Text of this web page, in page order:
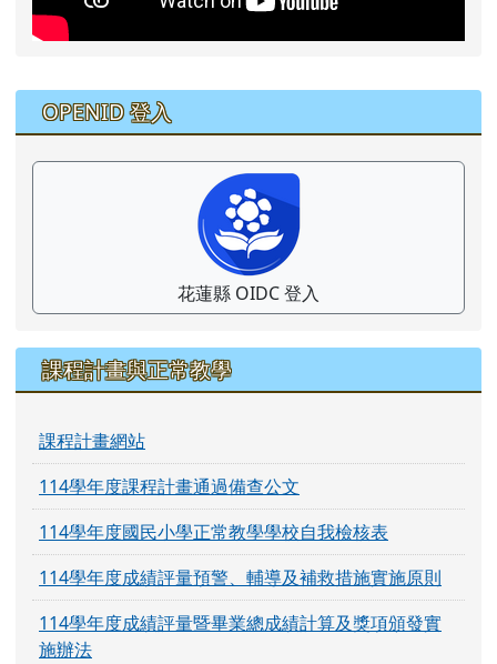
右邊區域內容
OPENID 登入
花蓮縣 OIDC 登入
課程計畫與正常教學
課程計畫網站
114學年度課程計畫通過備查公文
114學年度國民小學正常教學學校自我檢核表
114學年度成績評量預警、輔導及補救措施實施原則
114學年度成績評量暨畢業總成績計算及獎項頒發實
施辦法